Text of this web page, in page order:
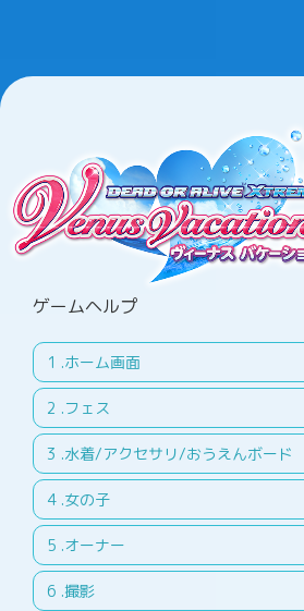
ゲームヘルプ
.ホーム画面
.フェス
.水着/アクセサリ/おうえんボード
.女の子
.オーナー
.撮影